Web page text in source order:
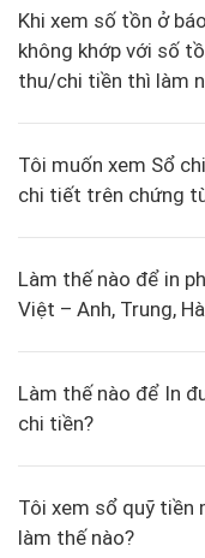
Khi xem số tồn ở
không khớp với số
thu/chi tiền thì làm
Tôi muốn xem Sổ
chi tiết trên chứng
Làm thế nào để in
Việt – Anh, Trung,
Làm thế nào để In
chi tiền?
Tôi xem sổ quỹ tiền
làm thế nào?